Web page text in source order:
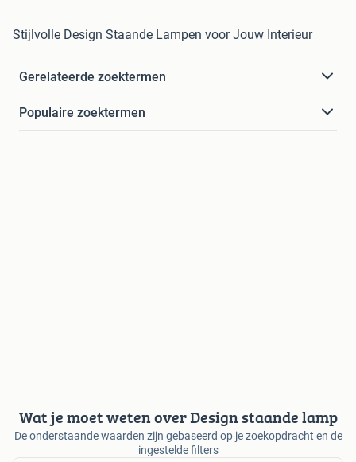
Stijlvolle Design Staande Lampen voor Jouw Interieur
Gerelateerde zoektermen
Populaire zoektermen
Wat je moet weten over Design staande lamp
De onderstaande waarden zijn gebaseerd op je zoekopdracht en de
ingestelde filters